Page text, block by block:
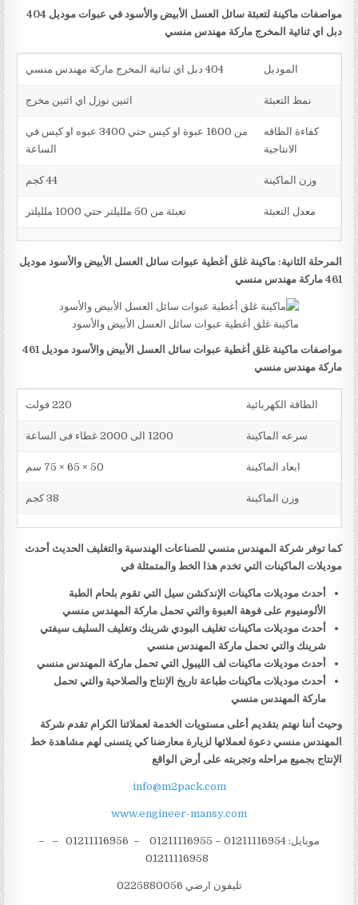
مواصفات ماكينة لتعبئة سائل العسل الأبيض والأسود في عبوات موديل 404
دبل اي ثنائية المخرج ماركة مهندس منسي
الموديل 404 دبل اي ثنائية المخرج ماركة مهندس منسي
نمط التعبئة اثنين نوزل اي اثنين مخرج
كفاءة الطاقه
الانتاجية
من 1600 عبوة او كيس حتي 3400 عبوه او كيس في
الساعة
وزن الماكينة 44 كجم
معدل التعبئة تعبئة من 50 ملليلتر حتي 1000 ملليلتر
المرحلة الثانية: ماكينة غلق أغطية عبوات سائل العسل الأبيض والأسود موديل
461 ماركة مهندس منسي
ماكينة غلق أغطية عبوات سائل العسل الأبيض والأسود
مواصفات ماكينة غلق أغطية عبوات سائل العسل الأبيض والأسود موديل 461
ماركة مهندس منسي
الطاقة الكهربائية 220 فولت
سرعه الماكينة 1200 الى 2000 غطاء فى الساعة
ابعاد الماكينة 50 × 65 × 75 سم
وزن الماكينة 38 كجم
كما توفر شركة المهندس منسي للصناعات الهندسية والتغليف الحديث أحدث
موديلات الماكينات التي تخدم هذا الخط والمتمثلة في
أحدث موديلات ماكينات الإندكشن سيل التي تقوم بلحام الطبة
الألومنيوم على فوهة العبوة والتي تحمل ماركة المهندس منسي
أحدث موديلات ماكينات تغليف البودي شرينك وتغليف السليف سيفتي
شرينك والتي تحمل ماركة المهندس منسي
أحدث موديلات ماكينات لف الليبول التي تحمل ماركة المهندس منسي
أحدث موديلات ماكينات طباعة تاريخ الإنتاج والصلاحية والتي تحمل
ماركة المهندس منسي
وحيث أننا نهتم بتقديم أعلى مستويات الخدمة لعملائنا الكرام تقدم شركة
المهندس منسي دعوة لعملائها لزيارة معارضنا كي يتسنى لهم مشاهدة خط
الإنتاج بجميع مراحله وتجربته على أرض الواقع
info@m2pack.com
www.engineer-mansy.com
موبايل: 01211116954 – 01211116955 – 01211116956 – –
تليفون ارضي 0225880056